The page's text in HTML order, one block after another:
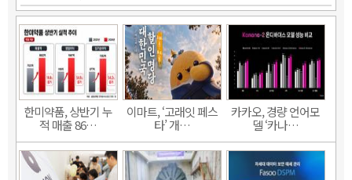
한미약품, 상반기 누
적 매출 86…
이마트, ‘고래잇 페스
타’ 개…
카카오, 경량 언어모
델 ‘카나…